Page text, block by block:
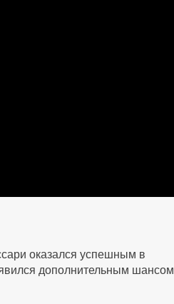
оказался успешным в
дополнительным шансом